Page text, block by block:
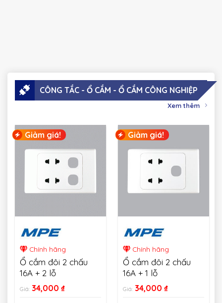
CÔNG TẮC - Ổ CẮM - Ổ CẮM CÔNG NGHIỆP
Xem thêm
Giảm giá!
Chính hãng
Ổ cắm đôi 2 chấu
16A + 2 lỗ
Giá: 34,000 ₫
Giảm giá!
Chính hãng
Ổ cắm đôi 2 chấu
16A + 1 lỗ
Giá: 34,000 ₫